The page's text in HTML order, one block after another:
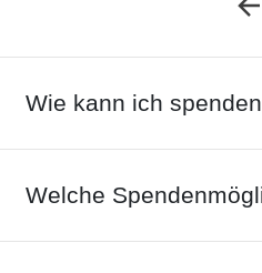
Wie kann ich
Welche